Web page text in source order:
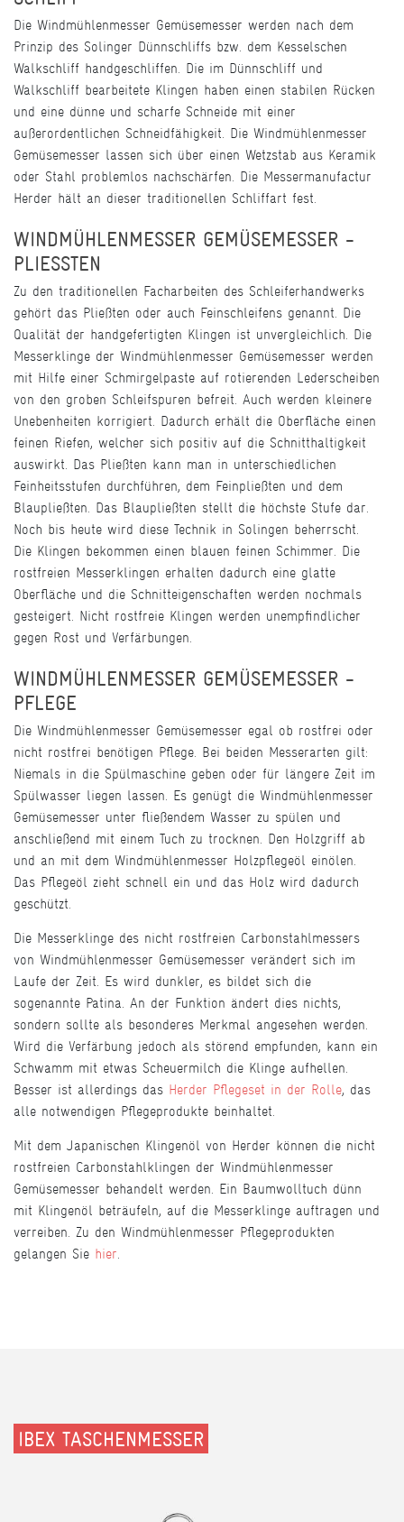
Die Windmühlenmesser Gemüsemesser werden nach dem
Prinzip des Solinger Dünnschliffs bzw. dem Kesselschen
Walkschliff handgeschliffen. Die im Dünnschliff und
Walkschliff bearbeitete Klingen haben einen stabilen Rücken
und eine dünne und scharfe Schneide mit einer
außerordentlichen Schneidfähigkeit. Die Windmühlenmesser
Gemüsemesser lassen sich über einen Wetzstab aus Keramik
oder Stahl problemlos nachschärfen. Die Messermanufactur
Herder hält an dieser traditionellen Schliffart fest.
WINDMÜHLENMESSER GEMÜSEMESSER -
PLIESSTEN
Zu den traditionellen Facharbeiten des Schleiferhandwerks
gehört das Pließten oder auch Feinschleifens genannt. Die
Qualität der handgefertigten Klingen ist unvergleichlich. Die
Messerklinge der Windmühlenmesser Gemüsemesser werden
mit Hilfe einer Schmirgelpaste auf rotierenden Lederscheiben
von den groben Schleifspuren befreit. Auch werden kleinere
Unebenheiten korrigiert. Dadurch erhält die Oberfläche einen
feinen Riefen, welcher sich positiv auf die Schnitthaltigkeit
auswirkt. Das Pließten kann man in unterschiedlichen
Feinheitsstufen durchführen, dem Feinpließten und dem
Blaupließten. Das Blaupließten stellt die höchste Stufe dar.
Noch bis heute wird diese Technik in Solingen beherrscht.
Die Klingen bekommen einen blauen feinen Schimmer. Die
rostfreien Messerklingen erhalten dadurch eine glatte
Oberfläche und die Schnitteigenschaften werden nochmals
gesteigert. Nicht rostfreie Klingen werden unempfindlicher
gegen Rost und Verfärbungen.
WINDMÜHLENMESSER GEMÜSEMESSER -
PFLEGE
Die Windmühlenmesser Gemüsemesser egal ob rostfrei oder
nicht rostfrei benötigen Pflege. Bei beiden Messerarten gilt:
Niemals in die Spülmaschine geben oder für längere Zeit im
Spülwasser liegen lassen. Es genügt die Windmühlenmesser
Gemüsemesser unter fließendem Wasser zu spülen und
anschließend mit einem Tuch zu trocknen. Den Holzgriff ab
und an mit dem Windmühlenmesser Holzpflegeöl einölen.
Das Pflegeöl zieht schnell ein und das Holz wird dadurch
geschützt.
Die Messerklinge des nicht rostfreien Carbonstahlmessers
von Windmühlenmesser Gemüsemesser verändert sich im
Laufe der Zeit. Es wird dunkler, es bildet sich die
sogenannte Patina. An der Funktion ändert dies nichts,
sondern sollte als besonderes Merkmal angesehen werden.
Wird die Verfärbung jedoch als störend empfunden, kann ein
Schwamm mit etwas Scheuermilch die Klinge aufhellen.
Besser ist allerdings das Herder Pflegeset in der Rolle, das
alle notwendigen Pflegeprodukte beinhaltet.
Mit dem Japanischen Klingenöl von Herder können die nicht
rostfreien Carbonstahlklingen der Windmühlenmesser
Gemüsemesser behandelt werden. Ein Baumwolltuch dünn
mit Klingenöl beträufeln, auf die Messerklinge auftragen und
verreiben. Zu den Windmühlenmesser Pflegeprodukten
gelangen Sie hier.
IBEX TASCHENMESSER